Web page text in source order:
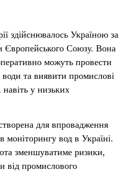
здійснювалось Україною за
Європейського Союзу. Вона
можуть провести
води та виявити промислові
навіть у низьких
для впровадження
моніторингу вод в Україні.
зменшуватиме ризики,
від промислового